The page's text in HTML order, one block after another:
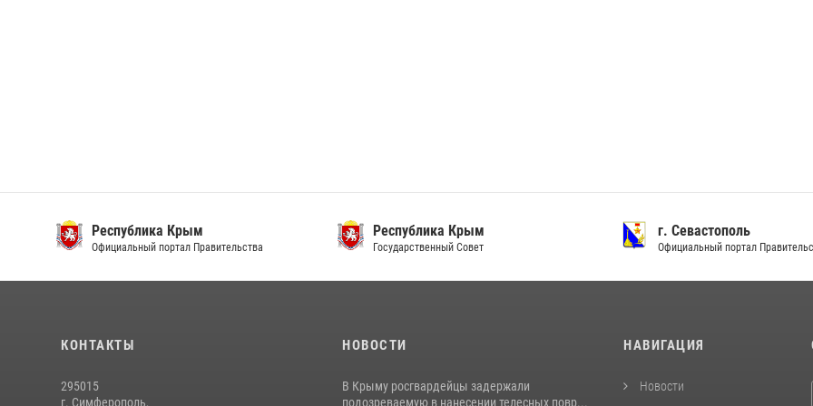
Республика Крым
Официальный портал Правительства
Республика Крым
Государственный Совет
г. Севастополь
Официальный портал
КОНТАКТЫ
295015
г. Симферополь,
НОВОСТИ
В Крыму росгвардейцы задержали
подозреваемую в нанесении телесных повр...
НАВИГАЦИЯ
Новости